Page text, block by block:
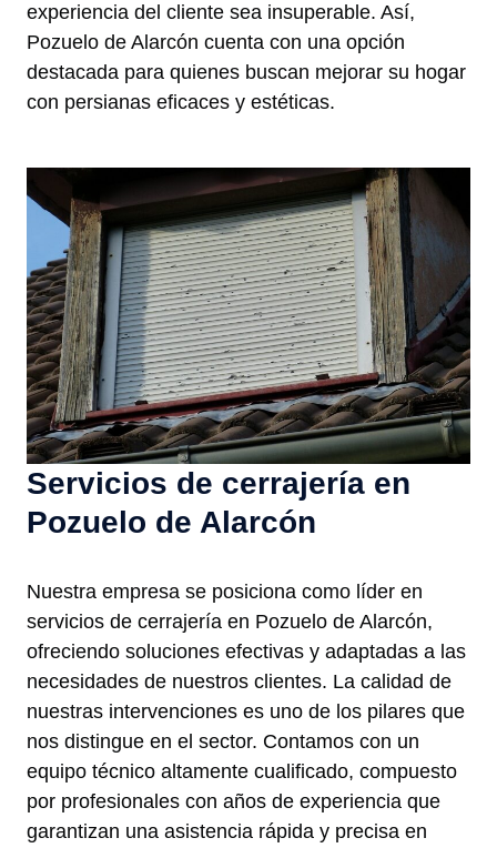
experiencia del cliente sea insuperable. Así,
Pozuelo de Alarcón cuenta con una opción
destacada para quienes buscan mejorar su hogar
con persianas eficaces y estéticas.
Servicios de cerrajería en
Pozuelo de Alarcón
Nuestra empresa se posiciona como líder en
servicios de cerrajería en Pozuelo de Alarcón,
ofreciendo soluciones efectivas y adaptadas a las
necesidades de nuestros clientes. La calidad de
nuestras intervenciones es uno de los pilares que
nos distingue en el sector. Contamos con un
equipo técnico altamente cualificado, compuesto
por profesionales con años de experiencia que
garantizan una asistencia rápida y precisa en